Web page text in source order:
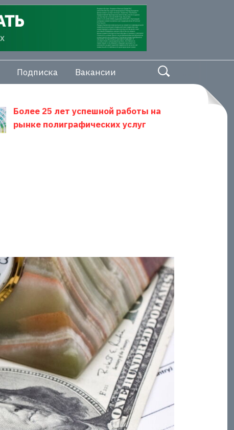
Подписка Вакансии
Более 25 лет успешной работы на
рынке полиграфических услуг